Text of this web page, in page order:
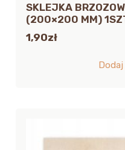
SKLEJKA
(200×200 MM)
1,90zł